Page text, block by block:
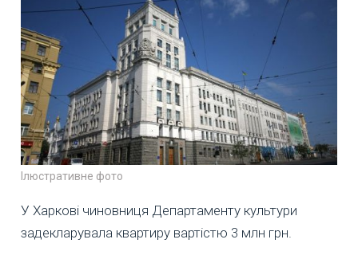
Ілюстративне фото
У Харкові чиновниця Департаменту культури
задекларувала квартиру вартістю 3 млн грн.